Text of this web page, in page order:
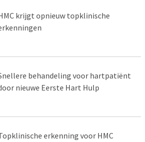
krijgt opnieuw topklinische
behandeling voor hartpatiënt
nieuwe Eerste Hart Hulp
erkenning voor HMC